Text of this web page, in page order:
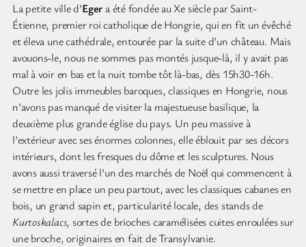
La petite ville d’Egera été fondée au Xe siècle par Saint-
Étienne, premier roi catholique de Hongrie, qui en fit un évêché
et éleva une cathédrale, entourée par la suite d’un château. Mais
avouons-le, nous ne sommes pas montés jusque-là, il y avait pas
mal à voir en bas et la nuit tombe tôt là-bas, dès 15h30-16h.
Outre les jolis immeubles baroques, classiques en Hongrie, nous
n’avons pas manqué de visiter la majestueuse basilique, la
deuxième plus grande église du pays. Un peu massive à
l’extérieur avec ses énormes colonnes, elle éblouit par ses décors
intérieurs, dont les fresques du dôme et les sculptures. Nous
avons aussi traversé l’un des marchés de Noël qui commencent à
se mettre en place un peu partout, avec les classiques cabanes en
bois, un grand sapin et, particularité locale, des stands de
Kurtoskalacs, sortes de brioches caramélisées cuites enroulées sur
une broche, originaires en fait de Transylvanie.